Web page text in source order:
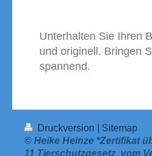
Unterhalten Sie Ihren
und originell. Bringen
spannend.
Druckversion
Sitemap
© Heike Heinze *Zertifikat
11 Tierschutzgesetz, vom